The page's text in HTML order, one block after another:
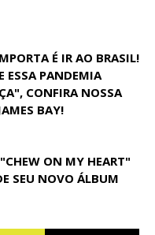
É IR AO BRASIL!
ESSA PANDEMIA
CONFIRA NOSSA
BAY!
ON MY HEART"
SEU NOVO ÁLBUM